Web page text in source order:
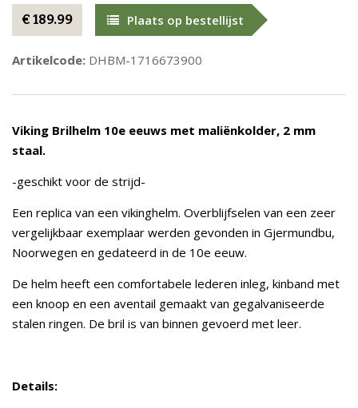
€ 189.99 Plaats op bestellijst
Artikelcode: DHBM-1716673900
Viking Brilhelm 10e eeuws met maliënkolder, 2 mm
staal.
-geschikt voor de strijd-
Een replica van een vikinghelm. Overblijfselen van een zeer
vergelijkbaar exemplaar werden gevonden in Gjermundbu,
Noorwegen en gedateerd in de 10e eeuw.
De helm heeft een comfortabele lederen inleg, kinband met
een knoop en een aventail gemaakt van gegalvaniseerde
stalen ringen. De bril is van binnen gevoerd met leer.
Details: